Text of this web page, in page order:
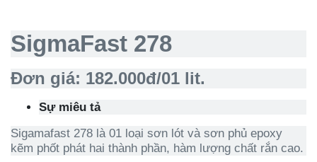
SigmaFast 278
Đơn giá: 182.000đ/01 lit.
Sự miêu tả
Sigamafast 278 là 01 loại sơn lót và sơn phủ epoxy
kẽm phốt phát hai thành phần, hàm lượng chất rắn cao.